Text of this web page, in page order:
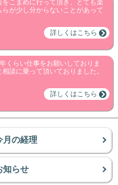
こまめに行って頂き、とても楽
が少し分からないことがあって
詳しくはこちら
くらい仕事をお願いしておりま
談に乗って頂いておりました。
詳しくはこちら
月の経理
知らせ